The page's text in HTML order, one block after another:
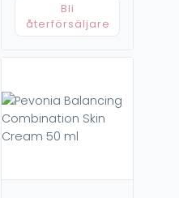
Bli
återförsäljare